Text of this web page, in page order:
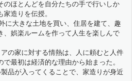
のほとんどを自分たちの手で行いしか
家造りを伝授。
に大きな土地を買い、住居を建て、趣
、娯楽ルームを作って人生を楽しんで
の家に対する情熱は、人に頼むと人件
で最初は経済的な理由から始まった。
品が入ってくることで、家造りが身近